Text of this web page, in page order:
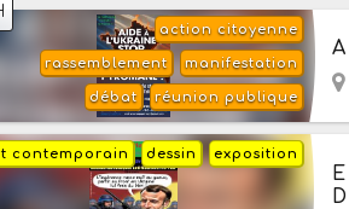
action citoyenne
manifestation
rassemblement
réunion publique
débat
exposition
dessin
contemporain